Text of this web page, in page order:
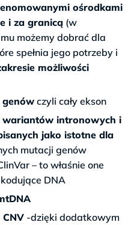
ośrodkami
i za granicą (w
możemy dobrać dla
spełnia jego potrzeby i
możliwości
genów czyli cały ekson
wariantów intronowych i
jako istotne dla
mutacji genów
– to właśnie one
DNA
-dzięki dodatkowym